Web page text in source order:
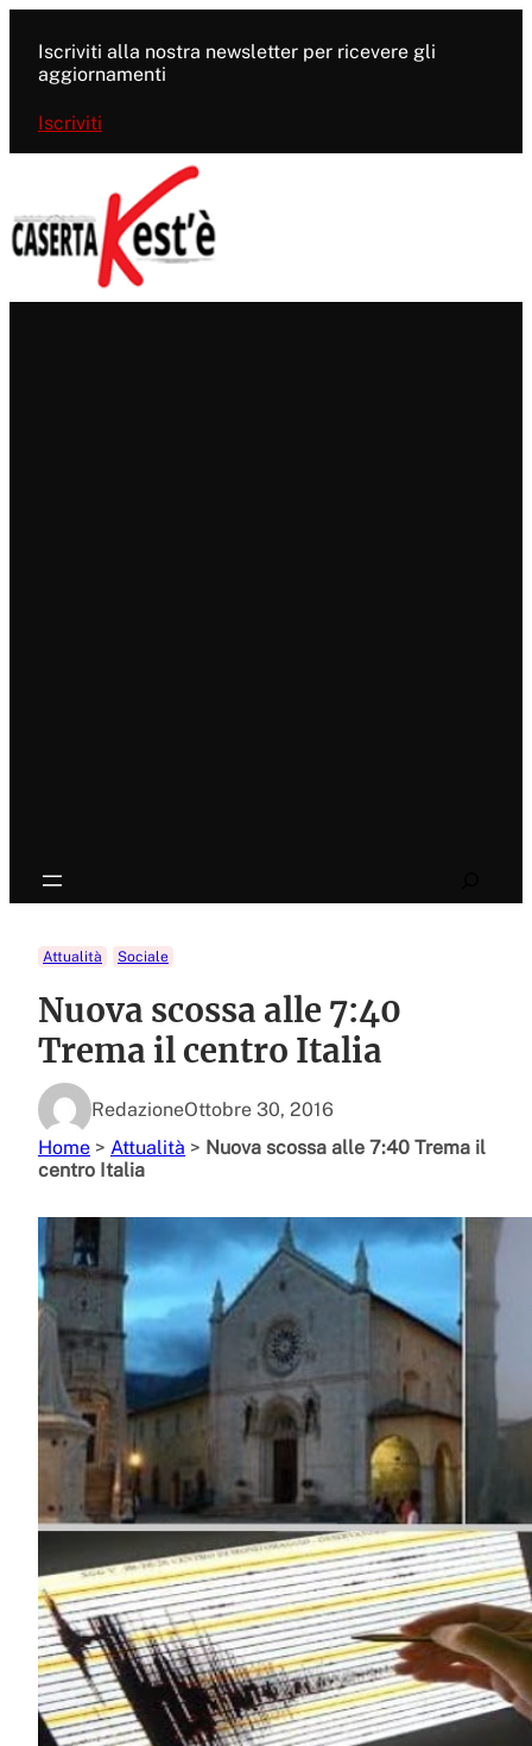
contenuto
Iscriviti alla nostra newsletter per ricevere gli
aggiornamenti
Iscriviti
Attualità Sociale
Nuova scossa alle 7:40
Trema il centro Italia
RedazioneOttobre 30, 2016
Home > Attualità > Nuova scossa alle 7:40 Trema il
centro Italia